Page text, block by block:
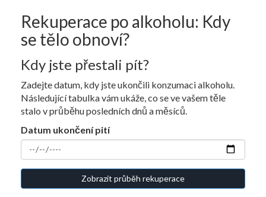
Rekuperace po alkoholu: Kdy
se tělo obnoví?
Kdy jste přestali pít?
Zadejte datum, kdy jste ukončili konzumaci alkoholu.
Následující tabulka vám ukáže, co se ve vašem těle
stalo v průběhu posledních dnů a měsíců.
Datum ukončení pití
Zobrazit průběh rekuperace